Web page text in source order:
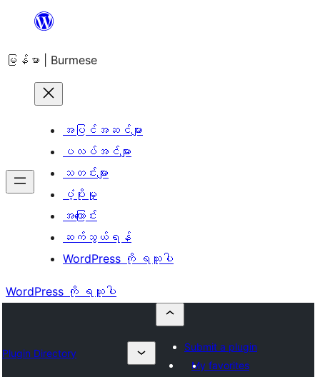
အကြောင်းအရာ
ကျော်သွား
မြန်မာ | Burmese
အပြင်အဆင်များ
ပလပ်အင်များ
သတင်းများ
ပံ့ပိုးမှု
အကြောင်း
ဆက်သွယ်ရန်
WordPress ကို ရယူပါ
WordPress ကို ရယူပါ
Plugin Directory
Submit a plugin
My favorites